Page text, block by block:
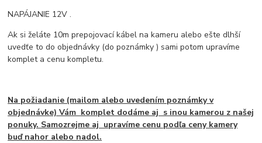
NAPÁJANIE 12V .
Ak si želáte 10m prepojovací kábel na kameru alebo ešte dlhší
uvedťe to do objednávky (do poznámky ) sami potom upravíme
komplet a cenu kompletu.
Na požiadanie (mailom alebo uvedením poznámky v
objednávke) Vám komplet dodáme aj s inou kamerou z našej
ponuky. Samozrejme aj upravíme cenu podľa ceny kamery
buď nahor alebo nadol.